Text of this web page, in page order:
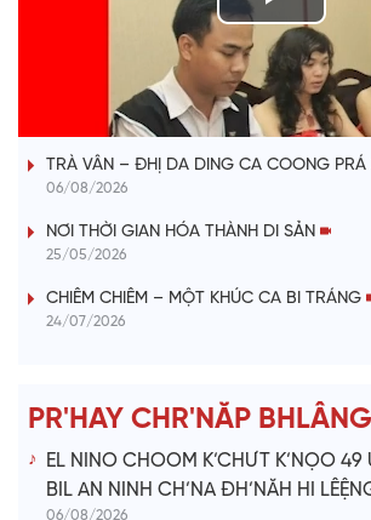
P
l
a
V
i
e
o
VÀI PHÚT DÀNH CHO QUẢNG BÁ
TRÀ VÂN – ĐHỊ DA DING CA COONG PRÁ
06/08/2026
NƠI THỜI GIAN HÓA THÀNH DI SẢN
25/05/2026
CHIÊM CHIÊM – MỘT KHÚC CA BI TRÁNG
24/07/2026
PR'HAY CHR'NĂP
EL NINO CHOOM K’CHƯT K’NỌO 49
BIL AN NINH CH’NA ĐH’NĂH HI
06/08/2026